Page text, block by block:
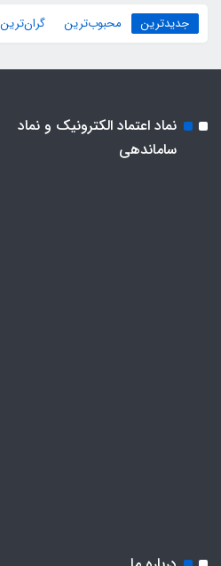
جدیدترین محبوب‌ترین گران‌ترین
نماد اعتماد الکترونیک و نماد
ساماندهی